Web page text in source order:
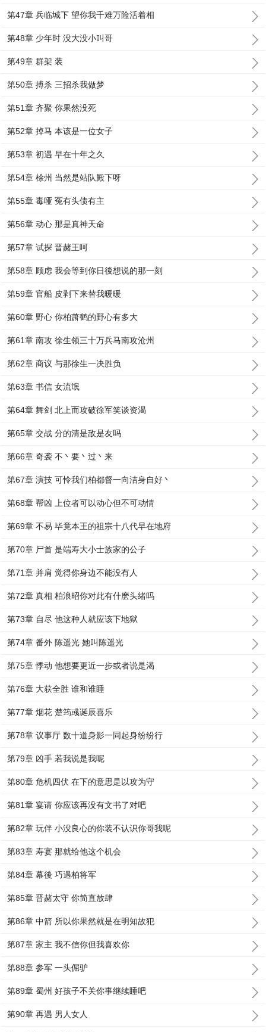
第47章 兵临城下 望你我千难万险活着相
第48章 少年时 没大没小叫哥
第49章 群架 装
第50章 搏杀 三招杀我做梦
第51章 齐聚 你果然没死
第52章 掉马 本该是一位女子
第53章 初遇 早在十年之久
第54章 梌州 当然是站队殿下呀
第55章 毒哑 冤有头债有主
第56章 动心 那是真神天命
第57章 试探 晋赭王呵
第58章 顾虑 我会等到你日後想说的那一刻
第59章 官船 皮剥下来替我暖暖
第60章 野心 你柏萧鹤的野心有多大
第61章 南攻 徐生领三十万兵马南攻沧州
第62章 商议 与那徐生一决胜负
第63章 书信 女流氓
第64章 舞剑 北上而攻破徐军笑谈资渴
第65章 交战 分的清是敌是友吗
第66章 奇袭 不丶要丶过丶来
第67章 演技 可怜我们柏都督一向洁身自好丶
第68章 帮凶 上位者可以动心但不可动情
第69章 不易 毕竟本王的祖宗十八代早在地府
第70章 尸首 是端寿大小士族家的公子
第71章 并肩 觉得你身边不能没有人
第72章 真相 柏浪昭你对此有什麽头绪吗
第73章 自尽 他这种人就应该下地狱
第74章 番外 陈遥光 她叫陈遥光
第75章 悸动 他想要更近一步或者说是渴
第76章 大获全胜 谁和谁睡
第77章 烟花 楚筠彧诞辰喜乐
第78章 议事厅 数十道身影一同起身纷纷行
第79章 凶手 若我说是我呢
第80章 危机四伏 在下的意思是以攻为守
第81章 宴请 你应该再没有文书了对吧
第82章 玩伴 小没良心的你装不认识你哥我呢
第83章 寿宴 那就给他这个机会
第84章 幕後 巧遇柏将军
第85章 晋赭太守 你简直放肆
第86章 中箭 所以你果然就是在明知故犯
第87章 家主 我不信你但我喜欢你
第88章 参军 一头倔驴
第89章 蜀州 好孩子不关你事继续睡吧
第90章 再遇 男人女人